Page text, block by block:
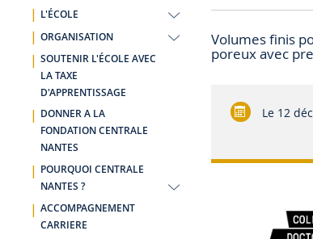
L'ÉCOLE
ORGANISATION
SOUTENIR L'ÉCOLE AVEC
LA TAXE
D'APPRENTISSAGE
DONNER A LA
FONDATION CENTRALE
NANTES
POURQUOI CENTRALE
NANTES ?
ACCOMPAGNEMENT
CARRIERE
Volumes finis
poreux avec
Le 12